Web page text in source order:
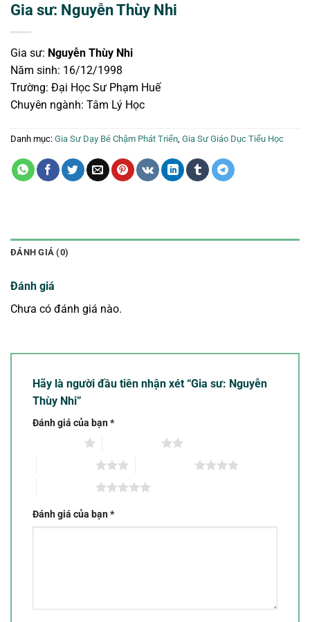
Gia sư: Nguyễn Thùy Nhi
Gia sư: Nguyễn Thùy Nhi
Năm sinh: 16/12/1998
Trường: Đại Học Sư Phạm Huế
Chuyên ngành: Tâm Lý Học
Danh mục: Gia Sư Dạy Bé Chậm Phát Triển Gia Sư Giáo Dục Tiểu Học
ĐÁNH GIÁ (0)
Đánh giá
Chưa có đánh giá nào.
Hãy là người đầu tiên nhận xét “Gia sư: Nguyễn
Thùy Nhi”
Đánh giá của bạn*
Đánh giá của bạn*